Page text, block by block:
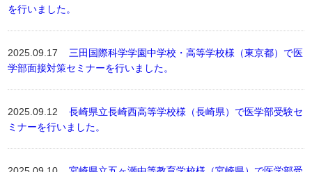
を行いました。
2025.09.17 三田国際科学学園中学校・高等学校様（東京都）で医
学部面接対策セミナーを行いました。
2025.09.12長崎県立長崎西高等学校様（長崎県）で医学部受験セ
ミナーを行いました。